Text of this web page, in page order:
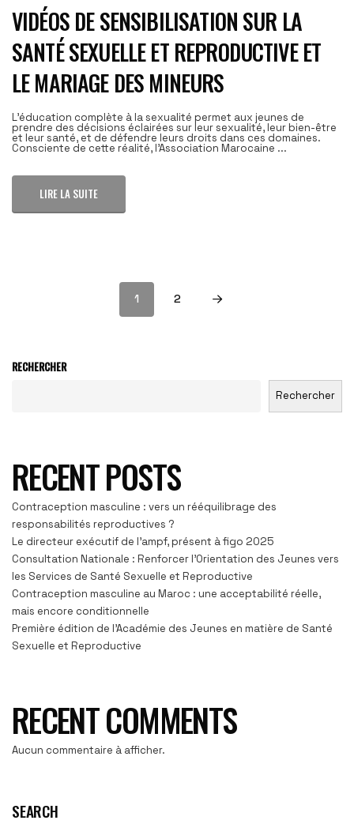
VIDÉOS DE SENSIBILISATION SUR LA
SANTÉ SEXUELLE ET REPRODUCTIVE ET
LE MARIAGE DES MINEURS
L’éducation complète à la sexualité permet aux jeunes de
prendre des décisions éclairées sur leur sexualité, leur bien-être
et leur santé, et de défendre leurs droits dans ces domaines.
Consciente de cette réalité, l’Association Marocaine ...
LIRE LA SUITE
1 2
RECHERCHER
Rechercher
RECENT POSTS
Contraception masculine : vers un rééquilibrage des
responsabilités reproductives ?
Le directeur exécutif de l’ampf, présent à figo 2025
Consultation Nationale : Renforcer l’Orientation des Jeunes vers
les Services de Santé Sexuelle et Reproductive
Contraception masculine au Maroc : une acceptabilité réelle,
mais encore conditionnelle
Première édition de l’Académie des Jeunes en matière de Santé
Sexuelle et Reproductive
RECENT COMMENTS
Aucun commentaire à afficher.
SEARCH